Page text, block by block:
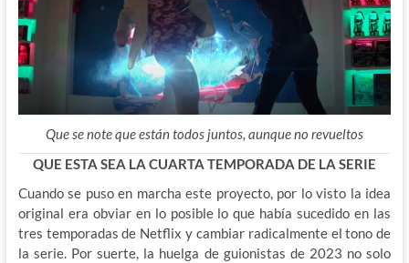
Que se note que están todos juntos, aunque no revueltos
QUE ESTA SEA LA CUARTA TEMPORADA DE LA SERIE
Cuando se puso en marcha este proyecto, por lo visto la idea
original era obviar en lo posible lo que había sucedido en las
tres temporadas de Netflix y cambiar radicalmente el tono de
la serie. Por suerte, la huelga de guionistas de 2023 no solo